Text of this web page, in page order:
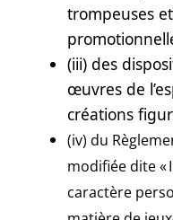
trompeuses
(iii) des
œuvres de
créations
(iv) du
modifiée dite «
caractère